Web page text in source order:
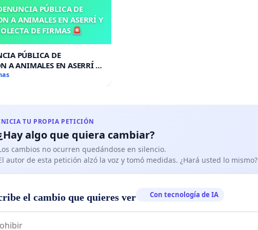
PÚBLICA DE
A ANIMALES EN ASERRÍ Y
DE FIRMAS 🚨
PÚBLICA DE
A ANIMALES EN ASERRÍ Y
DE FIRMAS 🚨
TU PROPIA PETICIÓN
algo que quiera cambiar?
cambios no ocurren quedándose en silencio.
autor de esta petición alzó la voz y tomó medidas. ¿Hará usted lo mismo?
el cambio que quieres ver Con tecnología de IA